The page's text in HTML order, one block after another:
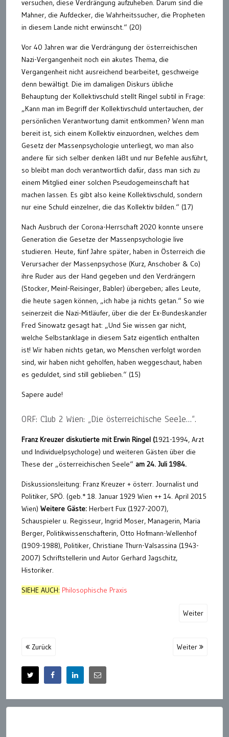
versuchen, diese Verdrängung aufzuheben. Darum sind die
Mahner, die Aufdecker, die Wahrheitssucher, die Propheten
in diesem Lande nicht erwünscht.“ (20)
Vor 40 Jahren war die Verdrängung der österreichischen
Nazi-Vergangenheit noch ein akutes Thema, die
Vergangenheit nicht ausreichend bearbeitet, geschweige
denn bewältigt. Die im damaligen Diskurs übliche
Behauptung der Kollektivschuld stellt Ringel subtil in Frage:
„Kann man im Begriff der Kollektivschuld untertauchen, der
persönlichen Verantwortung damit entkommen? Wenn man
bereit ist, sich einem Kollektiv einzuordnen, welches dem
Gesetz der Massenpsychologie unterliegt, wo man also
andere für sich selber denken läßt und nur Befehle ausführt,
so bleibt man doch verantwortlich dafür, dass man sich zu
einem Mitglied einer solchen Pseudogemeinschaft hat
machen lassen. Es gibt also keine Kollektivschuld, sondern
nur eine Schuld einzelner, die das Kollektiv bilden.“ (17)
Nach Ausbruch der Corona-Herrschaft 2020 konnte unsere
Generation die Gesetze der Massenpsychologie live
studieren. Heute, fünf Jahre später, haben in Österreich die
Verursacher der Massenpsychose (Kurz, Anschober & Co)
ihre Ruder aus der Hand gegeben und den Verdrängern
(Stocker, Meinl-Reisinger, Babler) übergeben; alles Leute,
die heute sagen können, „ich habe ja nichts getan.“ So wie
seinerzeit die Nazi-Mitläufer, über die der Ex-Bundeskanzler
Fred Sinowatz gesagt hat: „Und Sie wissen gar nicht,
welche Selbstanklage in diesem Satz eigentlich enthalten
ist! Wir haben nichts getan, wo Menschen verfolgt worden
sind, wir haben nicht geholfen, haben weggeschaut, haben
es geduldet, sind still geblieben.“ (15)
Sapere aude!
ORF: Club 2 Wien: „Die österreichische Seele…“.
Franz Kreuzer diskutierte mit Erwin Ringel (1921-1994, Arzt
und Individuelpsychologe) und weiteren Gästen über die
These der „österreichischen Seele“ am 24. Juli 1984.
Diskussionsleitung: Franz Kreuzer + österr. Journalist und
Politiker, SPÖ. (geb.* 18. Januar 1929 Wien ++ 14. April 2015
Wien) Weitere Gäste: Herbert Fux (1927-2007),
Schauspieler u. Regisseur, Ingrid Moser, Managerin, Maria
Berger, Politikwissenschafterin, Otto Hofmann-Wellenhof
(1909-1988), Politiker, Christiane Thurn-Valsassina (1943-
2007) Schriftstellerin und Autor Gerhard Jagschitz,
Historiker.
SIEHE AUCH: Philosophische Praxis
Weiter
Zurück Weiter